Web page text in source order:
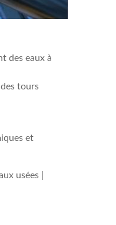
des eaux à
tours
et
usées |